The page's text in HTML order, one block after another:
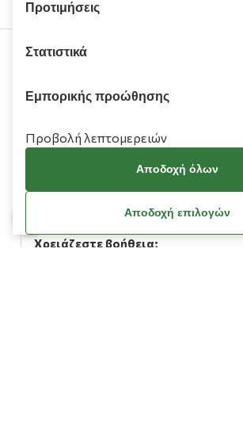
Πληροφορίες
Χρειάζεστε βοήθεια;
Προτιμήσεις
Στατιστικά
Εμπορικής προώθησης
Προβολή λεπτομερειών
Αποδοχή όλων
Αποδοχή επιλογών